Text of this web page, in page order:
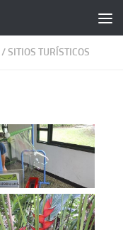
/SITIOS TURÍSTICOS